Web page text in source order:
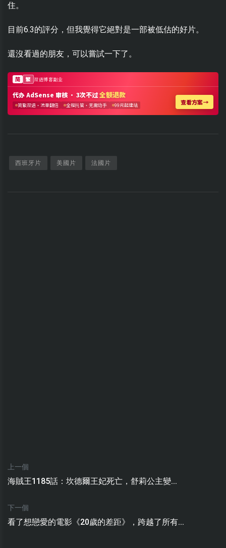
住。
目前6.3的評分，但我覺得它絕對是一部被低估的好片。
還沒看過的朋友，可以嘗試一下了。
西班牙片 美國片 法國片
上一個
海賊王1185話：坎德爾王妃死亡，舒莉公主變...
下一個
看了想戀愛的電影《20歲的差距》，跨越了所有...